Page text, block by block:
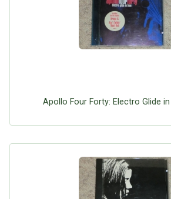
Apollo Four Forty: Electro Glide in